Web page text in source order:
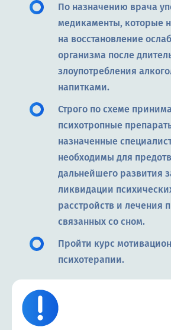
По назначению врача
медикаменты, которые
на восстановление
организма после
злоупотребления
напитками.
Строго по схеме
психотропные
назначенные
необходимы для
дальнейшего развития
ликвидации
расстройств и лечения
связанных со сном.
Пройти курс
психотерапии.